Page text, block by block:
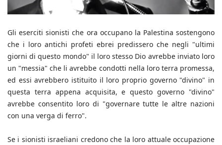
Gli eserciti sionisti che ora occupano la Palestina sostengono
che i loro antichi profeti ebrei predissero che negli "ultimi
giorni di questo mondo" il loro stesso Dio avrebbe inviato loro
un "messia" che li avrebbe condotti nella loro terra promessa,
ed essi avrebbero istituito il loro proprio governo "divino" in
questa terra appena acquisita, e questo governo "divino"
avrebbe consentito loro di "governare tutte le altre nazioni
con una verga di ferro".
Se i sionisti israeliani credono che la loro attuale occupazione